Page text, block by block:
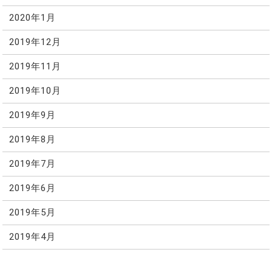
2020年1月
2019年12月
2019年11月
2019年10月
2019年9月
2019年8月
2019年7月
2019年6月
2019年5月
2019年4月